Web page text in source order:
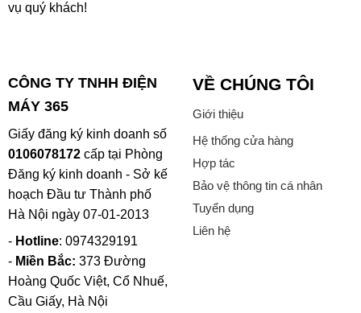
vụ quý khách!
CÔNG TY TNHH ĐIỆN
MÁY 365
Giấy đăng ký kinh doanh số
0106078172cấp tại Phòng
Đăng ký kinh doanh - Sở kế
hoạch Đầu tư Thành phố
Hà Nội ngày 07-01-2013
- Hotline: 0974329191
- Miền Bắc: 373 Đường
Hoàng Quốc Việt, Cổ Nhuế,
Cầu Giấy, Hà Nội
VỀ CHÚNG TÔI
Giới thiệu
Hệ thống cửa hàng
Hợp tác
Bảo vệ thông tin cá nhân
Tuyển dụng
Liên hệ